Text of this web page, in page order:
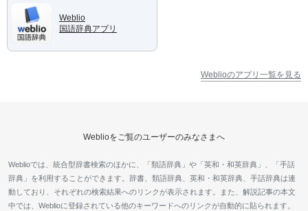
Weblio
国語辞典アプリ
Weblioのアプリ一覧を見る
Weblioをご覧のユーザーのみなさまへ
Weblioでは、統合型辞書検索のほかに、「類語辞典」や「英和・和英辞典」、「手話
辞典」を利用することができます。辞書、類語辞典、英和・和英辞典、手話辞典は連
動しており、それぞれの検索結果へのリンクが表示されます。また、解説記事の本文
中では、Weblioに登録されている他のキーワードへのリンクが自動的に貼られます。